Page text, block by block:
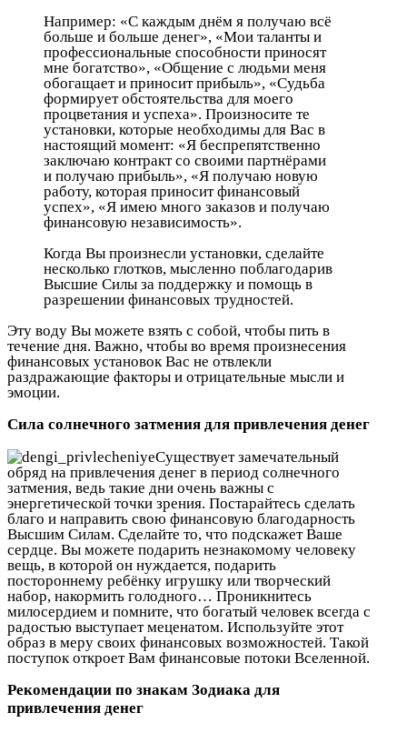
Например: «С каждым днём я получаю всё
больше и больше денег», «Мои таланты и
профессиональные способности приносят
мне богатство», «Общение с людьми меня
обогащает и приносит прибыль», «Судьба
формирует обстоятельства для моего
процветания и успеха». Произносите те
установки, которые необходимы для Вас в
настоящий момент: «Я беспрепятственно
заключаю контракт со своими партнёрами
и получаю прибыль», «Я получаю новую
работу, которая приносит финансовый
успех», «Я имею много заказов и получаю
финансовую независимость».
Когда Вы произнесли установки, сделайте
несколько глотков, мысленно поблагодарив
Высшие Силы за поддержку и помощь в
разрешении финансовых трудностей.
Эту воду Вы можете взять с собой, чтобы пить в
течение дня. Важно, чтобы во время произнесения
финансовых установок Вас не отвлекли
раздражающие факторы и отрицательные мысли и
эмоции.
Сила солнечного затмения для привлечения денег
Существует замечательный
обряд на привлечения денег в период солнечного
затмения, ведь такие дни очень важны с
энергетической точки зрения. Постарайтесь сделать
благо и направить свою финансовую благодарность
Высшим Силам. Сделайте то, что подскажет Ваше
сердце. Вы можете подарить незнакомому человеку
вещь, в которой он нуждается, подарить
постороннему ребёнку игрушку или творческий
набор, накормить голодного… Проникнитесь
милосердием и помните, что богатый человек всегда с
радостью выступает меценатом. Используйте этот
образ в меру своих финансовых возможностей. Такой
поступок откроет Вам финансовые потоки Вселенной.
Рекомендации по знакам Зодиака для
привлечения денег